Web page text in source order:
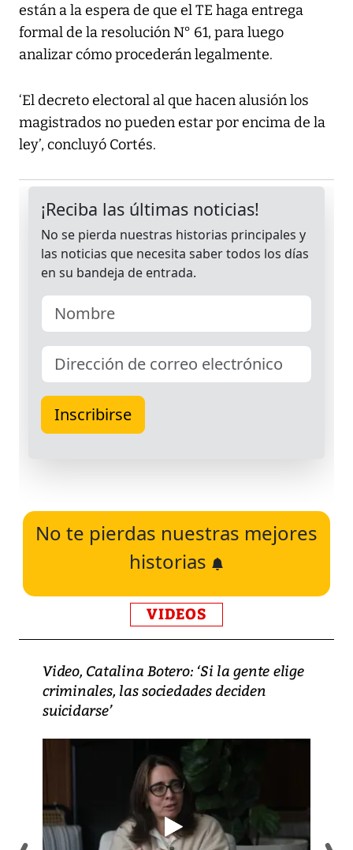
están a la espera de que el TE haga entrega
formal de la resolución N° 61, para luego
analizar cómo procederán legalmente.
‘El decreto electoral al que hacen alusión los
magistrados no pueden estar por encima de la
ley’, concluyó Cortés.
No te pierdas nuestras mejores
historias
VIDEOS
Video, Catalina Botero: ‘Si la gente elige
criminales, las sociedades deciden
suicidarse’